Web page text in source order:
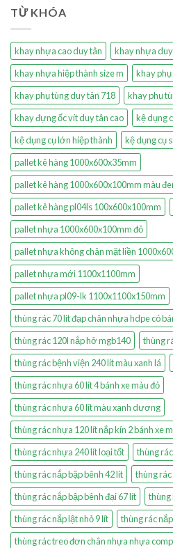
TỪ KHÓA
khay nhựa cao duy tân
khay nhựa
khay nhựa hiệp thành size m
khay phụ
khay phụ tùng duy tân 718
khay phụ
khay đựng ốc vít duy tân cao
kệ dụng
kệ dụng cụ lớn hiệp thành
kệ dụng cụ
pallet kê hàng 1000x600x35mm
pallet kê hàng 1000x600x100mm màu
pallet kê hàng pl04ls 100x600x100mm
pallet nhựa 1000x600x100mm đỏ
pallet nhựa không chân mặt liền
pallet nhựa mới 1100x1100mm
pallet nhựa pl09-lk 1100x1100x150mm
thùng rác 70 lít đạp chân nhựa hdpe có
thùng rác 120l nắp hở mgb140
thùng
thùng rác bệnh viện 240 lít màu xanh lá
thùng rác nhựa 60 lít 4 bánh xe màu đỏ
thùng rác nhựa 60 lít màu xanh dương
thùng rác nhựa 120 lít nắp kín 2 bánh xe
thùng rác nhựa 240 lít loại tốt
thùng
thùng rác nắp bập bênh 42 lít
thùng rác
thùng rác nắp bập bênh đại 67 lít
thùng
thùng rác nắp lật nhỏ 9 lít
thùng rác
thùng rác treo đơn chân nhựa nhựa